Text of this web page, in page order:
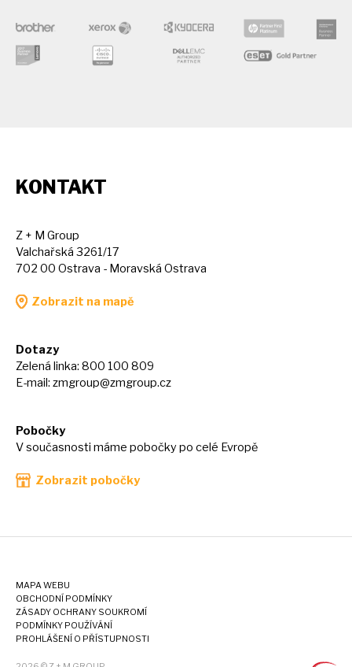
KONTAKT
Z + M Group
Valchařská 3261/17
702 00 Ostrava - Moravská Ostrava
Zobrazit na mapě
Dotazy
Zelená linka: 800 100 809
E-mail: zmgroup@zmgroup.cz
Pobočky
V současnosti máme pobočky po celé Evropě
Zobrazit pobočky
MAPA WEBU
OBCHODNÍ PODMÍNKY
ZÁSADY OCHRANY SOUKROMÍ
PODMÍNKY POUŽÍVÁNÍ
PROHLÁŠENÍ O PŘÍSTUPNOSTI